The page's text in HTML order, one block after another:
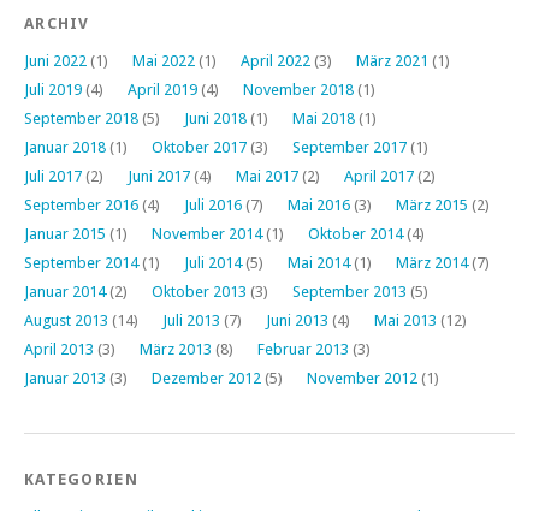
ARCHIV
Juni 2022 (1) Mai 2022 (1) April 2022 (3) März 2021 (1)
Juli 2019 (4) April 2019 (4) November 2018 (1)
September 2018 (5) Juni 2018 (1) Mai 2018 (1)
Januar 2018 (1) Oktober 2017 (3) September 2017 (1)
Juli 2017 (2) Juni 2017 (4) Mai 2017 (2) April 2017 (2)
September 2016 (4) Juli 2016 (7) Mai 2016 (3) März 2015 (2)
Januar 2015 (1) November 2014(1) Oktober 2014(4)
September 2014(1) Juli 2014(5) Mai 2014(1) März 2014(7)
Januar 2014(2) Oktober 2013 (3) September 2013 (5)
August 2013 (14) Juli 2013 (7) Juni 2013 (4) Mai 2013 (12)
April 2013 (3) März 2013 (8) Februar 2013 (3)
Januar 2013 (3) Dezember 2012 (5) November 2012 (1)
KATEGORIEN